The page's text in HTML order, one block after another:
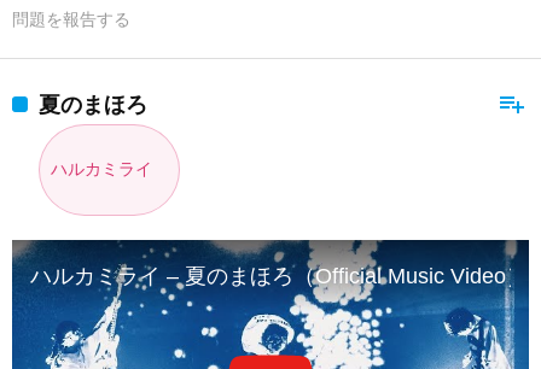
問題を報告する
playlist_add
夏のまほろ
ハルカミライ
ハルカミライ – 夏のまほろ（Official Music Video）